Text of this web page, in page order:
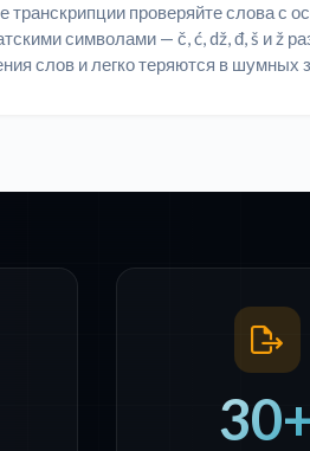
транскрипции проверяйте слова с
символами — č, ć, dž, đ, š и ž
слов и легко теряются в шумных